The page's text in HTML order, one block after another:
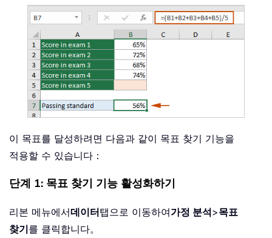
이 목표를 달성하려면 다음과 같이 목표 찾기 기능을
적용할 수 있습니다：
단계 1: 목표 찾기 기능 활성화하기
리본 메뉴에서데이터탭으로 이동하여가정 분석>목표
찾기를 클릭합니다。